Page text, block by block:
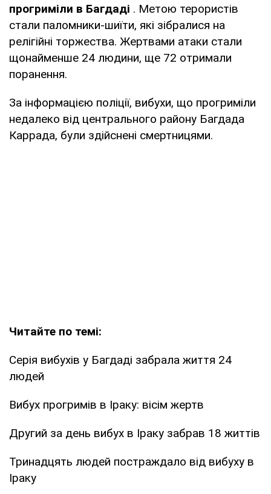
прогриміли в Багдаді . Метою терористів
стали паломники-шиїти, які зібралися на
релігійні торжества. Жертвами атаки стали
щонайменше 24 людини, ще 72 отримали
поранення.
За інформацією поліції, вибухи, що прогриміли
недалеко від центрального району Багдада
Каррада, були здійснені смертницями.
Читайте по темі:
Серія вибухів у Багдаді забрала життя 24
людей
Вибух прогримів в Іраку: вісім жертв
Другий за день вибух в Іраку забрав 18 життів
Тринадцять людей постраждало від вибуху в
Іраку